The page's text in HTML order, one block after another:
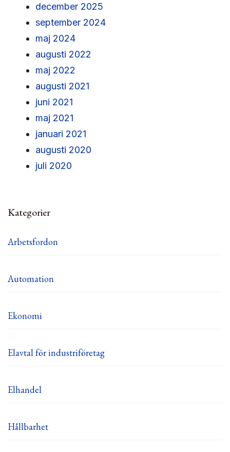
december 2025
september 2024
maj 2024
augusti 2022
maj 2022
augusti 2021
juni 2021
maj 2021
januari 2021
augusti 2020
juli 2020
Kategorier
Arbetsfordon
Automation
Ekonomi
Elavtal för industriföretag
Elhandel
Hållbarhet